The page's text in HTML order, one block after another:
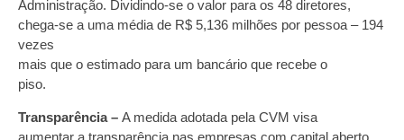
Administração. Dividindo-se o valor para os 48 diretores,
chega-se a uma média de R$ 5,136 milhões por pessoa – 194
vezes
mais que o estimado para um bancário que recebe o
piso.
Transparência – A medida adotada pela CVM visa
aumentar a transparência nas empresas com capital aberto,